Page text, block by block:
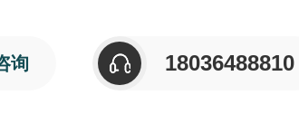
询 18036488810